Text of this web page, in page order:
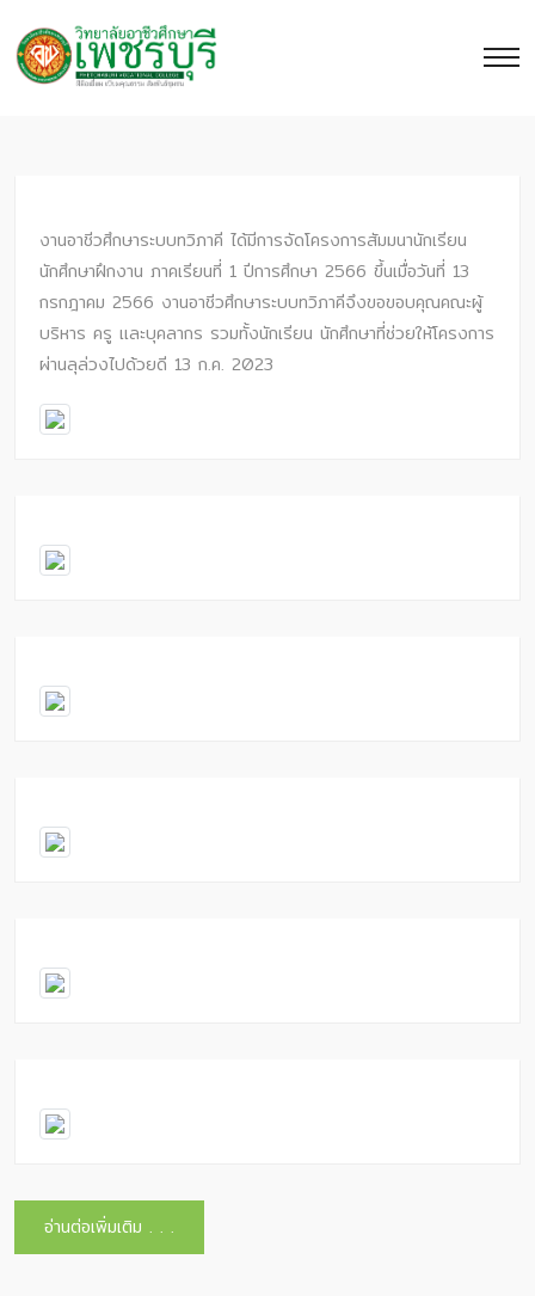
งานอาชีวศึกษาระบบทวิภาคี ได้มีการจัดโครงการสัมมนานักเรียน
นักศึกษาฝึกงาน ภาคเรียนที่ 1 ปีการศึกษา 2566 ขึ้นเมื่อวันที่ 13
กรกฎาคม 2566 งานอาชีวศึกษาระบบทวิภาคีจึงขอขอบคุณคณะผู้
บริหาร ครู และบุคลากร รวมทั้งนักเรียน นักศึกษาที่ช่วยให้โครงการ
ผ่านลุล่วงไปด้วยดี 13 ก.ค. 2023
อ่านต่อเพิ่มเติม . . .